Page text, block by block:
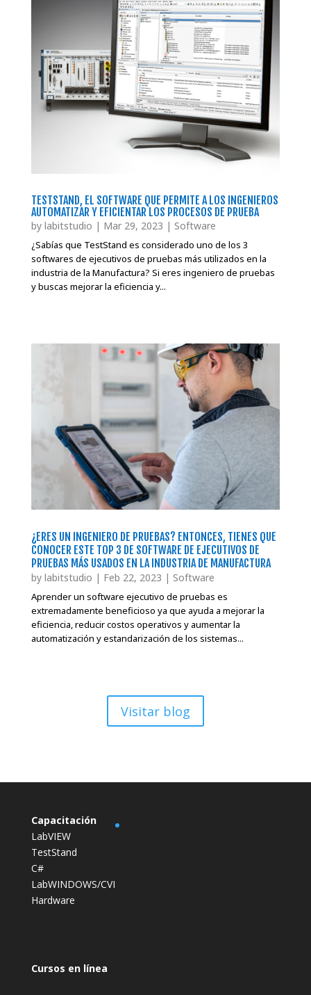
TESTSTAND, EL SOFTWARE QUE PERMITE A LOS INGENIEROS
AUTOMATIZAR Y EFICIENTAR LOS PROCESOS DE PRUEBA
by labitstudio | Mar 29, 2023 | Software
¿Sabías que TestStand es considerado uno de los 3
softwares de ejecutivos de pruebas más utilizados en la
industria de la Manufactura? Si eres ingeniero de pruebas
y buscas mejorar la eficiencia y...
¿ERES UN INGENIERO DE PRUEBAS? ENTONCES, TIENES QUE
CONOCER ESTE TOP 3 DE SOFTWARE DE EJECUTIVOS DE
PRUEBAS MÁS USADOS EN LA INDUSTRIA DE MANUFACTURA
by labitstudio | Feb 22, 2023 | Software
Aprender un software ejecutivo de pruebas es
extremadamente beneficioso ya que ayuda a mejorar la
eficiencia, reducir costos operativos y aumentar la
automatización y estandarización de los sistemas...
Visitar blog
Capacitación
LabVIEW
TestStand
C#
LabWINDOWS/CVI
Hardware
Cursos en línea